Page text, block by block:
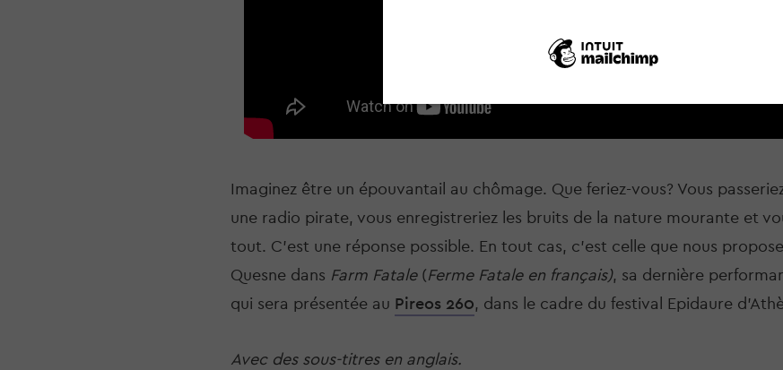
Imaginez être un épouvantail au chômage. Que feriez-vous? Vous
une radio pirate, vous enregistreriez les bruits de la nature mourante et
tout. C'est une réponse possible. En tout cas, c'est celle que nous
Quesne dans Farm Fatale (Ferme Fatale en français), sa dernière
qui sera présentée au Pireos 260, dans le cadre du festival Epidaure
Avec des sous-titres en anglais.